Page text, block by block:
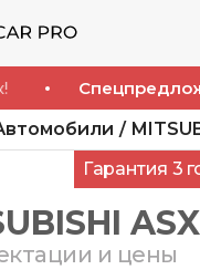
Гарантия 3
ASX
и цены